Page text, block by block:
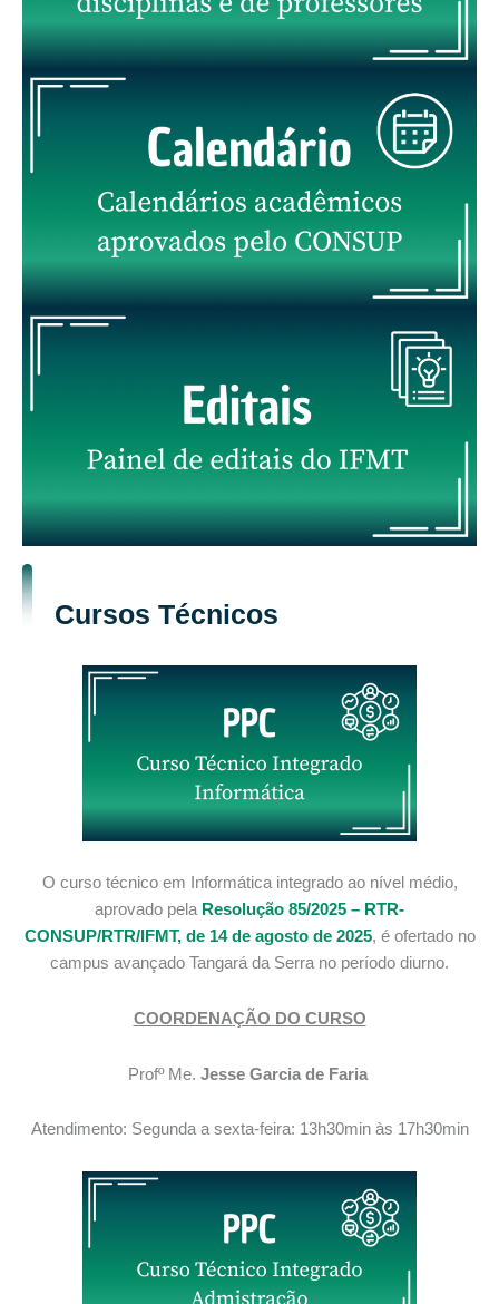
Cursos Técnicos
O curso técnico em Informática integrado ao nível médio,
aprovado pela Resolução 85/2025 – RTR-
CONSUP/RTR/IFMT, de 14 de agosto de 2025, é ofertado no
campus avançado Tangará da Serra no período diurno.
COORDENAÇÃO DO CURSO
Profº Me. Jesse Garcia de Faria
Atendimento: Segunda a sexta-feira: 13h30min às 17h30min